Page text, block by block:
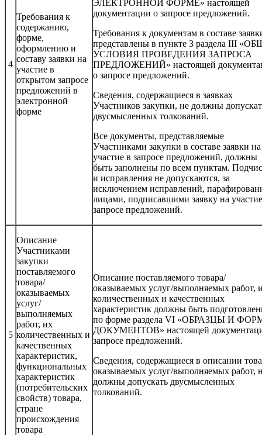
4
Требования к
содержанию,
форме,
оформлению и
составу заявки на
участие в
открытом запросе
предложений в
электронной
форме
ЭЛЕКТРОННОЙ ФОРМЕ» настоящей
документации о запросе предложений.
Требования к документам в составе
представлены в пункте 3 раздела III
УСЛОВИЯ ПРОВЕДЕНИЯ ЗАПРОСА
ПРЕДЛОЖЕНИЙ» настоящей
о запросе предложений.
Сведения, содержащиеся в заявках
Участников закупки, не должны
двусмысленных толкований.
Все документы, представляемые
Участниками закупки в составе заявки на
участие в запросе предложений, должны
быть заполнены по всем пунктам.
и исправления не допускаются, за
исключением исправлений,
лицами, подписавшими заявку на
запросе предложений.
5
Описание
Участниками
закупки
поставляемого
товара/
оказываемых
услуг/
выполняемых
работ, их
количественных и
качественных
характеристик,
функциональных
характеристик
(потребительских
свойств) товара,
стране
происхождения
товара
Описание поставляемого товара/
оказываемых услуг/выполняемых работ,
количественных и качественных
характеристик должны быть
по форме раздела VI «ОБРАЗЦЫ И
ДОКУМЕНТОВ» настоящей
запросе предложений.
Сведения, содержащиеся в описании
оказываемых услуг/выполняемых работ,
должны допускать двусмысленных
толкований.